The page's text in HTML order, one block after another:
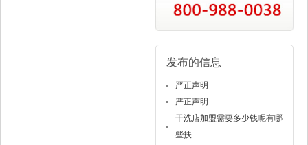
发布的信息
严正声明
严正声明
干洗店加盟需要多少钱呢有哪
些扶...